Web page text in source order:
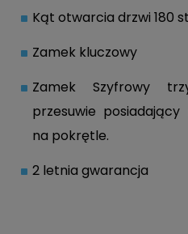
Kąt otwarcia drzwi 180
Zamek kluczowy
Zamek Szyfrowy
przesuwie posiadający
na pokrętle.
2 letnia gwarancja